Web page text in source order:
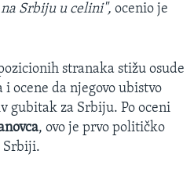
na Srbiju u celini", ocenio je
stranaka stižu osude
ocene da njegovo ubistvo
gubitak za Srbiju. Po oceni
, ovo je prvo političko
Srbiji.